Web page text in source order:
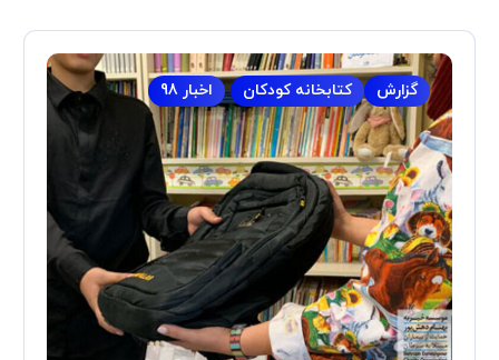
اخبار 98 کتابخانه کودکان گزارش